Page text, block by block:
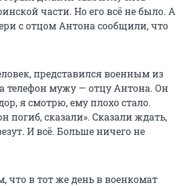
части. Но его всё не было. А
с отцом Антона сообщили, что
представился военным из
телефон мужу — отцу Антона. Он
я смотрю, ему плохо стало.
погиб, сказали». Сказали ждать,
И всё. Больше ничего не
что в тот же день в военкомат